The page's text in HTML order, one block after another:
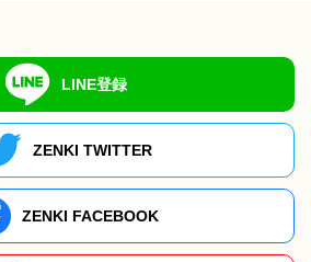
LINE登録
ZENKI TWITTER
ZENKI FACEBOOK